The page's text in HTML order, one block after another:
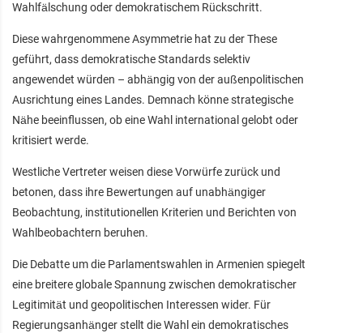
Wahlfälschung oder demokratischem Rückschritt.
Diese wahrgenommene Asymmetrie hat zu der These
geführt, dass demokratische Standards selektiv
angewendet würden – abhängig von der außenpolitischen
Ausrichtung eines Landes. Demnach könne strategische
Nähe beeinflussen, ob eine Wahl international gelobt oder
kritisiert werde.
Westliche Vertreter weisen diese Vorwürfe zurück und
betonen, dass ihre Bewertungen auf unabhängiger
Beobachtung, institutionellen Kriterien und Berichten von
Wahlbeobachtern beruhen.
Die Debatte um die Parlamentswahlen in Armenien spiegelt
eine breitere globale Spannung zwischen demokratischer
Legitimität und geopolitischen Interessen wider. Für
Regierungsanhänger stellt die Wahl ein demokratisches